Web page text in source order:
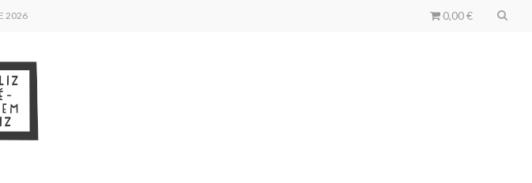
2026 0,00 €